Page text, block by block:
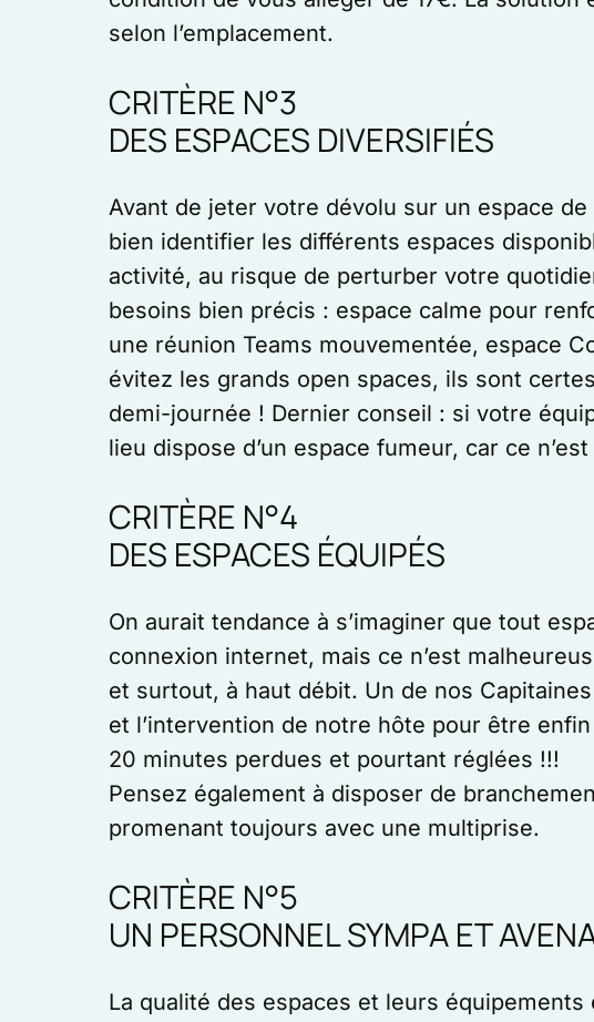
selon l’emplacement.
CRITÈRE N°3
DES ESPACES DIVERSIFIÉS
Avant de jeter votre dévolu sur un espace
bien identifier les différents espaces
activité, au risque de perturber votre
besoins bien précis : espace calme pour
une réunion Teams mouvementée, espace
évitez les grands open spaces, ils sont
demi-journée ! Dernier conseil : si votre
lieu dispose d’un espace fumeur, car ce
CRITÈRE N°4
DES ESPACES ÉQUIPÉS
On aurait tendance à s’imaginer que tout
connexion internet, mais ce n’est
et surtout, à haut débit. Un de nos
et l’intervention de notre hôte pour être
20 minutes perdues et pourtant réglées !!!
Pensez également à disposer de
promenant toujours avec une multiprise.
CRITÈRE N°5
UN PERSONNEL SYMPA ET
La qualité des espaces et leurs